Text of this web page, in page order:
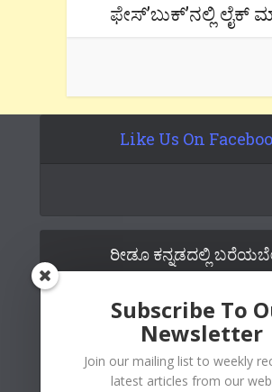
ಫೇಸ್’ಬುಕ್’ನಲ್ಲಿ ಲೈಕ್
Like Us On
ರೀಡೂ ಕನ್ನಡದಲ್ಲಿ
Subscribe To
Newsletter
Join our mailing list to weekly
latest articles from our